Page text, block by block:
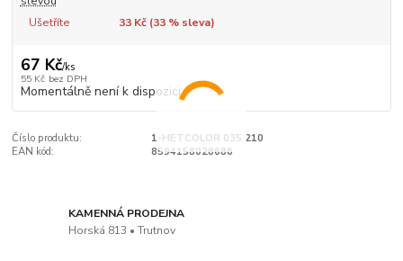
Ušetříte
33 Kč (33% sleva)
67 Kč/ks
55 Kč bez DPH
Momentálně není k dispozici
Číslo produktu:
1-HETCOLOR 035 210
EAN kód:
8594158028686
KAMENNÁ PRODEJNA
Horská 813 • Trutnov